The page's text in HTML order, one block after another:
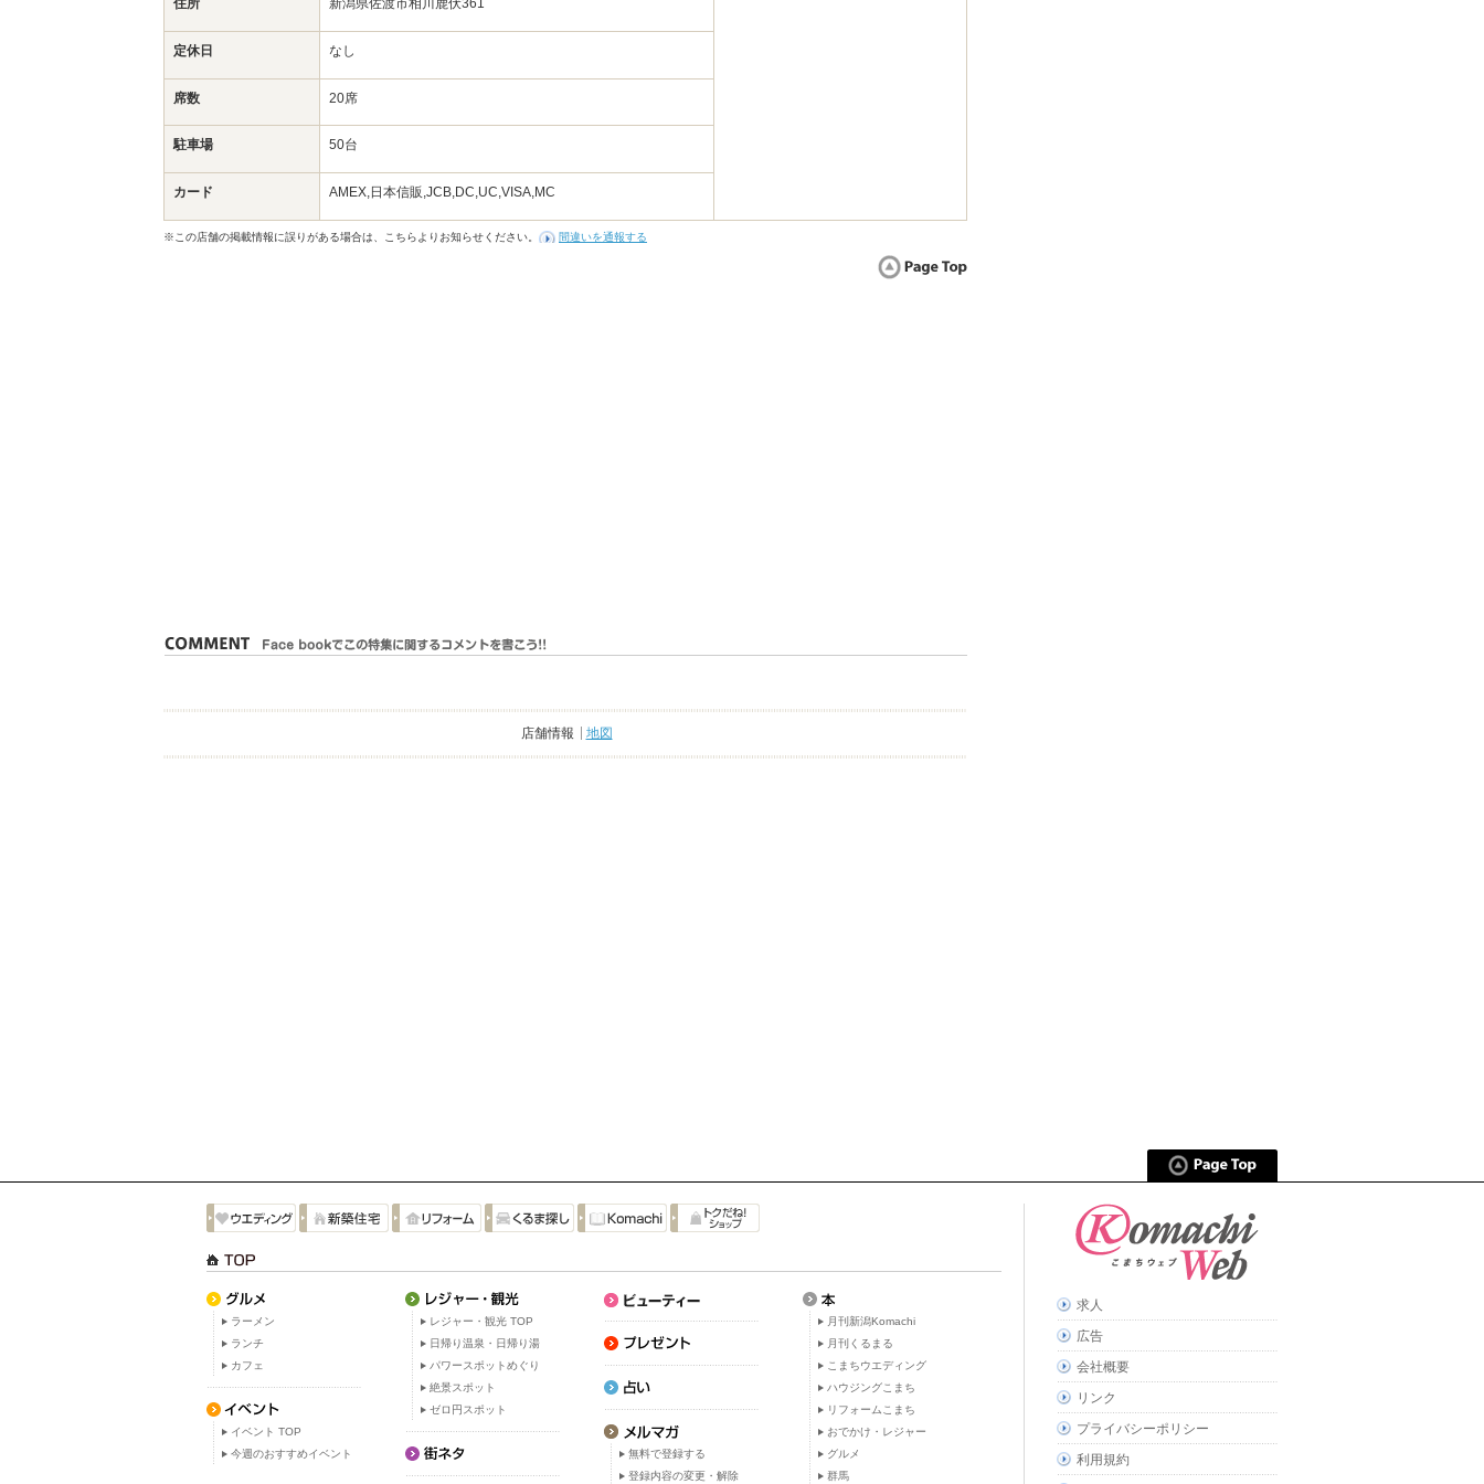
住所 新潟県佐渡市相川鹿伏361
定休日 なし
席数 20席
駐車場 50台
カード AMEX,日本信販,JCB,DC,UC,VISA,MC
※この店舗の掲載情報に誤りがある場合は、こちらよりお知らせください。 間違いを通報する
店舗情報 地図
ラーメン
ランチ
カフェ
イベント TOP
今週のおすすめイベント
レジャー・観光 TOP
日帰り温泉・日帰り湯
パワースポットめぐり
絶景スポット
ゼロ円スポット
無料で登録する
登録内容の変更・解除
月刊新潟Komachi
月刊くるまる
こまちウエディング
ハウジングこまち
リフォームこまち
おでかけ・レジャー
グルメ
群馬
求人
広告
会社概要
リンク
プライバシーポリシー
利用規約